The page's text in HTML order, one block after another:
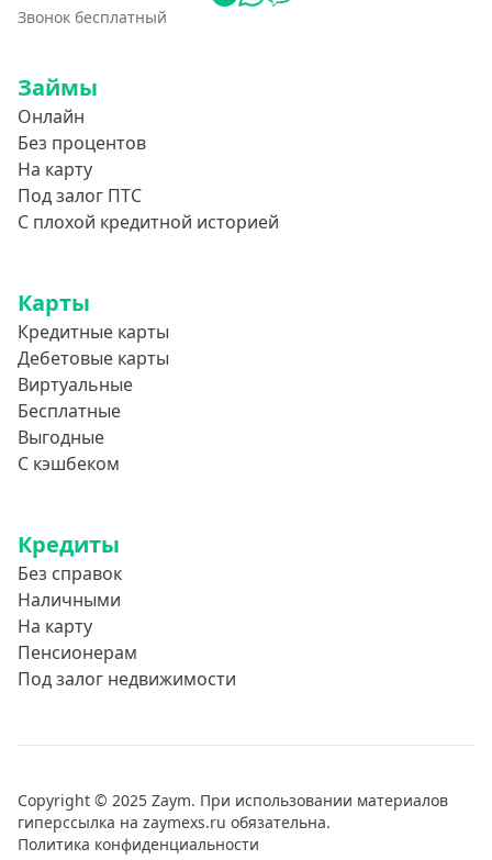
Звонок бесплатный
Займы
Онлайн
Без процентов
На карту
Под залог ПТС
С плохой кредитной историей
Карты
Кредитные карты
Дебетовые карты
Виртуальные
Бесплатные
Выгодные
С кэшбеком
Кредиты
Без справок
Наличными
На карту
Пенсионерам
Под залог недвижимости
Copyright © 2025 Zaym. При использовании материалов
гиперссылка на zaymexs.ru обязательна.
Политика конфиденциальности